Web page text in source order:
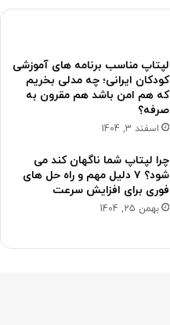
لپتاپ مناسب برنامه های آموزشی
کودکان ایرانی؛ چه مدلی بخریم
که هم امن باشد هم مقرون به
صرفه؟
اسفند 3, 1404
چرا لپتاپ شما ناگهان کند می
شود؟ ۷ دلیل مهم و راه حل های
فوری برای افزایش سرعت
بهمن 25, 1404